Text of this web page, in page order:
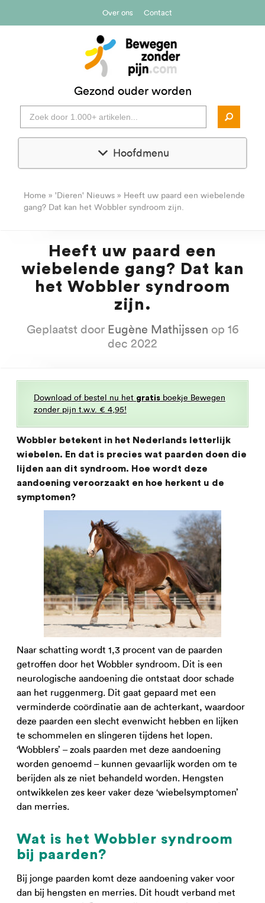
Over ons Contact
Gezond ouder worden
Hoofdmenu
Home » 'Dieren' Nieuws » Heeft uw paard een wiebelende
gang? Dat kan het Wobbler syndroom zijn.
Heeft uw paard een
wiebelende gang? Dat kan
het Wobbler syndroom
zijn.
Geplaatst door Eugène Mathijssen op 16
dec 2022
Download of bestel nu het gratis boekje Bewegen
zonder pijn t.w.v. € 4,95!
Wobbler betekent in het Nederlands letterlijk
wiebelen. En dat is precies wat paarden doen die
lijden aan dit syndroom. Hoe wordt deze
aandoening veroorzaakt en hoe herkent u de
symptomen?
Naar schatting wordt 1,3 procent van de paarden
getroffen door het Wobbler syndroom. Dit is een
neurologische aandoening die ontstaat door schade
aan het ruggenmerg. Dit gaat gepaard met een
verminderde coördinatie aan de achterkant, waardoor
deze paarden een slecht evenwicht hebben en lijken
te schommelen en slingeren tijdens het lopen.
‘Wobblers’ – zoals paarden met deze aandoening
worden genoemd – kunnen gevaarlijk worden om te
berijden als ze niet behandeld worden. Hengsten
ontwikkelen zes keer vaker deze ‘wiebelsymptomen’
dan merries.
Wat is het Wobbler syndroom
bij paarden?
Bij jonge paarden komt deze aandoening vaker voor
dan bij hengsten en merries. Dit houdt verband met